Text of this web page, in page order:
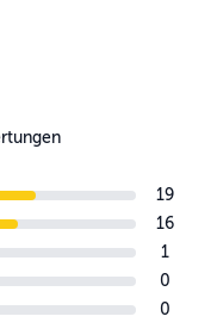
19
16
1
0
0